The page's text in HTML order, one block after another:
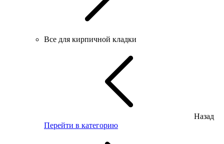
Все для кирпичной кладки
Назад
Перейти в категорию